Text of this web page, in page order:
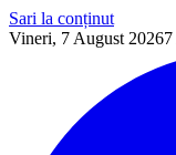
Sari la conținut
Vineri, 7 August 20267